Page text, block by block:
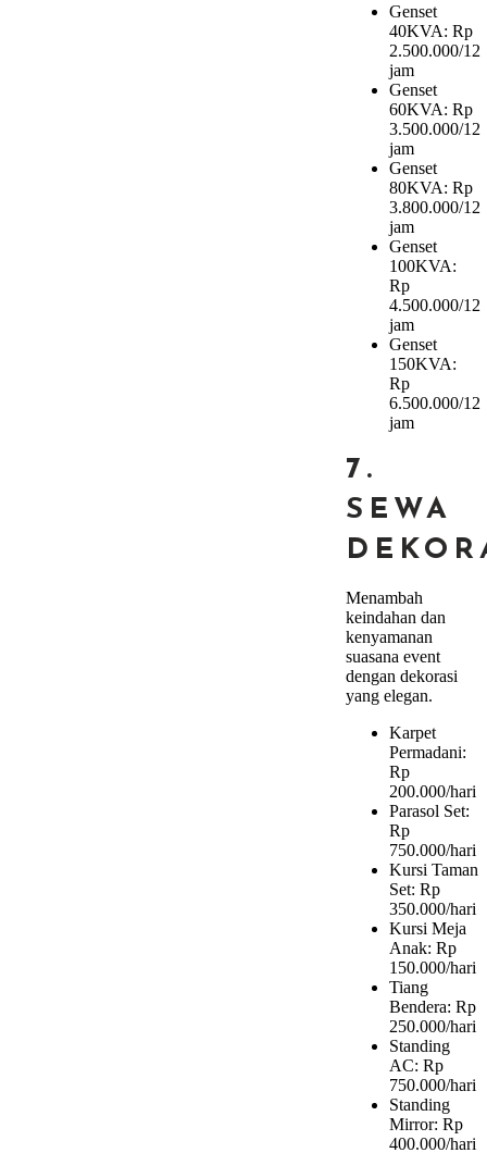
Genset
40KVA: Rp
2.500.000/12
jam
Genset
60KVA: Rp
3.500.000/12
jam
Genset
80KVA: Rp
3.800.000/12
jam
Genset
100KVA:
Rp
4.500.000/12
jam
Genset
150KVA:
Rp
6.500.000/12
jam
7.
SEWA
Menambah
keindahan dan
kenyamanan
suasana event
dengan dekorasi
yang elegan.
Karpet
Permadani:
Rp
200.000/hari
Parasol Set:
Rp
750.000/hari
Kursi Taman
Set: Rp
350.000/hari
Kursi Meja
Anak: Rp
150.000/hari
Tiang
Bendera: Rp
250.000/hari
Standing
AC: Rp
750.000/hari
Standing
Mirror: Rp
400.000/hari